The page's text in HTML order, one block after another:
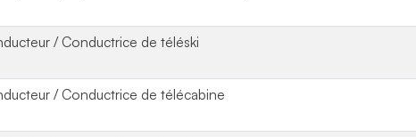
/ Conductrice de téléski
/ Conductrice de télécabine